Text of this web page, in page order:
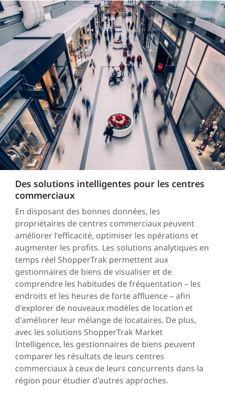
Des solutions intelligentes pour les centres
commerciaux
En disposant des bonnes données, les
propriétaires de centres commerciaux peuvent
améliorer l'efficacité, optimiser les opérations et
augmenter les profits. Les solutions analytiques en
temps réel ShopperTrak permettent aux
gestionnaires de biens de visualiser et de
comprendre les habitudes de fréquentation – les
endroits et les heures de forte affluence – afin
d'explorer de nouveaux modèles de location et
d'améliorer leur mélange de locataires. De plus,
avec les solutions ShopperTrak Market
Intelligence, les gestionnaires de biens peuvent
comparer les résultats de leurs centres
commerciaux à ceux de leurs concurrents dans la
région pour étudier d'autres approches.